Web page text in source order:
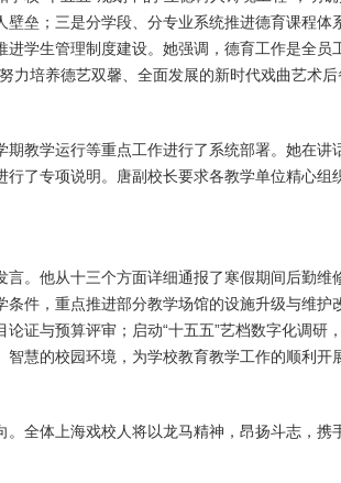
垒；三是分学段、分专业系统推进德育课程
学生管理制度建设。她强调，德育工作是全
培养德艺双馨、全面发展的新时代戏曲艺术后
教学运行等重点工作进行了系统部署。她在
了专项说明。唐副校长要求各教学单位精心
。他从十三个方面详细通报了寒假期间后勤
件，重点推进部分教学场馆的设施升级与维
证与预算评审；启动“十五五”艺档数字化调
慧的校园环境，为学校教育教学工作的顺利开
全体上海戏校人将以龙马精神，昂扬斗志，